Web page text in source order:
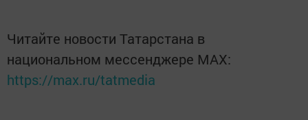
Читайте новости Татарстана в
национальном мессенджере MАХ:
https://max.ru/tatmedia